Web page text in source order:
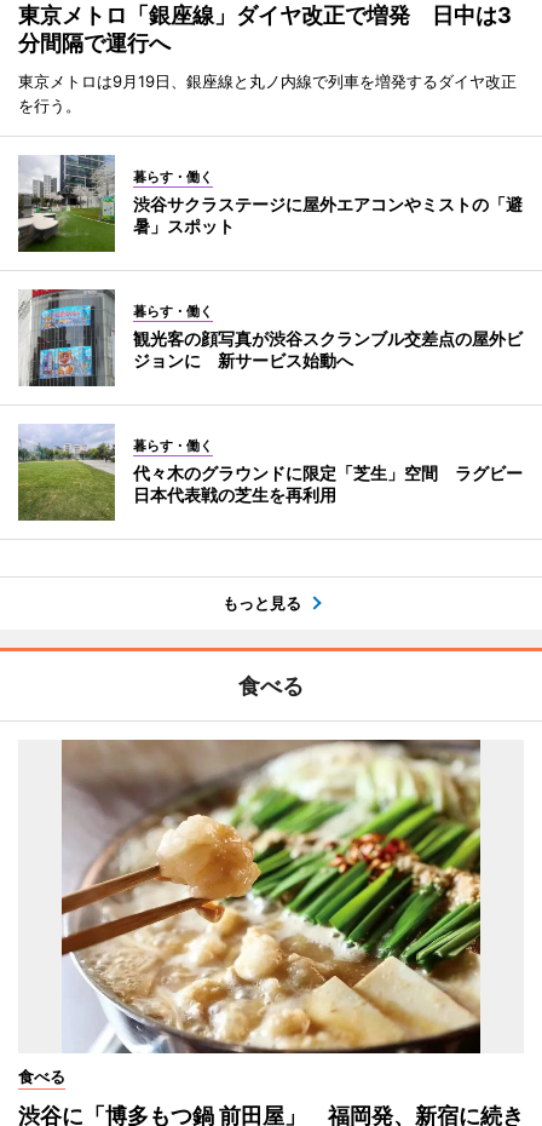
東京メトロ「銀座線」ダイヤ改正で増発 日中は3
分間隔で運行へ
東京メトロは9月19日、銀座線と丸ノ内線で列車を増発するダイヤ改正
を行う。
暮らす・働く
渋谷サクラステージに屋外エアコンやミストの「避
暑」スポット
暮らす・働く
観光客の顔写真が渋谷スクランブル交差点の屋外ビ
ジョンに 新サービス始動へ
暮らす・働く
代々木のグラウンドに限定「芝生」空間 ラグビー
日本代表戦の芝生を再利用
もっと見る
食べる
食べる
渋谷に「博多もつ鍋 前田屋」 福岡発、新宿に続き